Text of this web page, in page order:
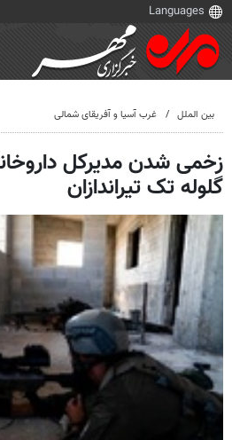
بین الملل غرب آسیا و آفریقای شمالی
زخمی شدن مدیرکل
گلوله تک تیراندازان